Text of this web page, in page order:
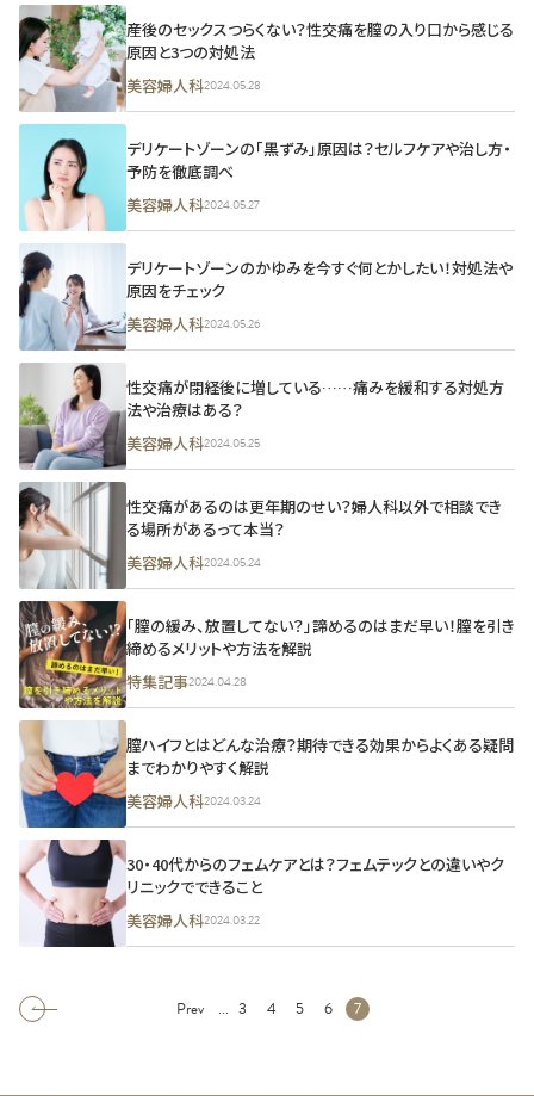
産後のセックスつらくない？性交痛を膣の入り口から感じる
原因と3つの対処法
美容婦人科2024.05.28
デリケートゾーンの「黒ずみ」原因は？セルフケアや治し方・
予防を徹底調べ
美容婦人科2024.05.27
デリケートゾーンのかゆみを今すぐ何とかしたい！対処法や
原因をチェック
美容婦人科2024.05.26
性交痛が閉経後に増している……痛みを緩和する対処方
法や治療はある？
美容婦人科2024.05.25
性交痛があるのは更年期のせい？婦人科以外で相談でき
る場所があるって本当？
美容婦人科2024.05.24
「膣の緩み、放置してない？」諦めるのはまだ早い！膣を引き
締めるメリットや方法を解説
特集記事2024.04.28
膣ハイフとはどんな治療？期待できる効果からよくある疑問
までわかりやすく解説
美容婦人科2024.03.24
30・40代からのフェムケアとは？フェムテックとの違いやク
リニックでできること
美容婦人科2024.03.22
Prev ... 3 4 5 6 7